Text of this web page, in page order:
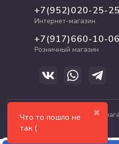
✖
Что то пошло не
так (
График работы
Полезные статьи
Для кошек
Для собак
Для грызунов
Для рыб и рептилий
+7(952)020-25-25
Интернет-магазин
+7(917)660-10-06
Розничный магазин
© 2017-2026 zooshop21.ru -
зоотоваров в Чебоксарах